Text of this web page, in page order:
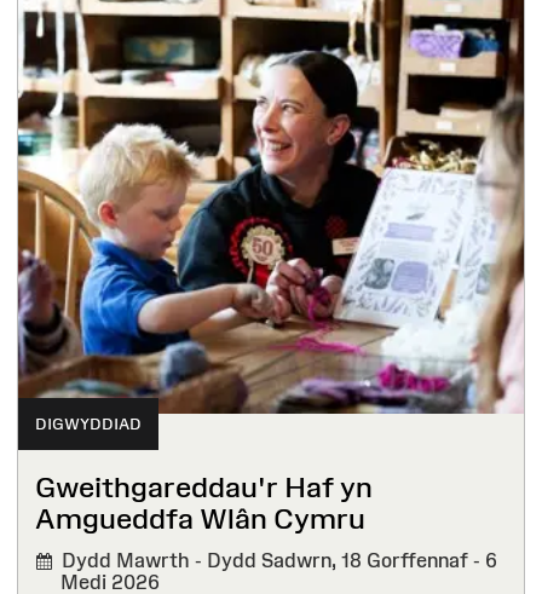
DIGWYDDIAD
Gweithgareddau'r Haf yn
Amgueddfa Wlân Cymru
Dydd Mawrth - Dydd Sadwrn, 18 Gorffennaf - 6
Medi 2026